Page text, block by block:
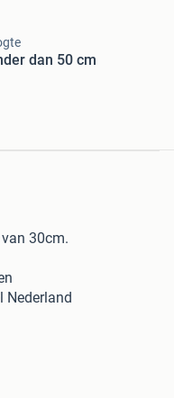
dan 50 cm
30cm.
Nederland